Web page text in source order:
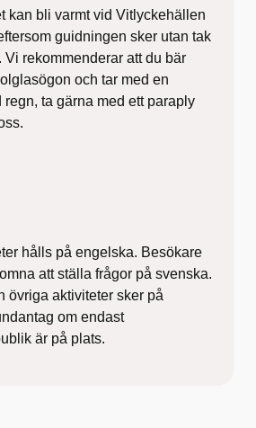
kan bli varmt vid Vitlyckehällen
guidningen sker utan tak
Vi rekommenderar att du bär
och tar med en
ta gärna med ett paraply
hålls på engelska. Besökare
att ställa frågor på svenska.
övriga aktiviteter sker på
om endast
är på plats.